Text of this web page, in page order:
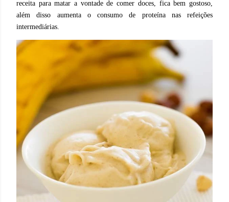
receita para matar a vontade de comer doces, fica bem gostoso,
além disso aumenta o consumo de proteína nas refeições
intermediárias.